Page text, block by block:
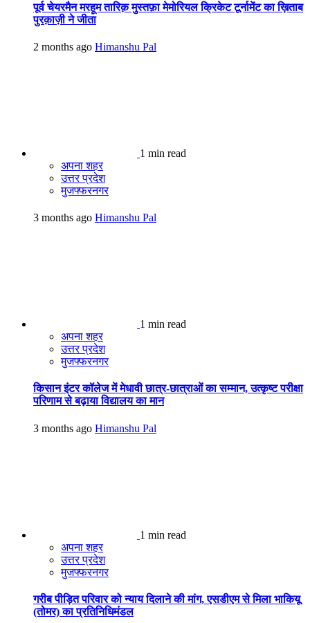
पूर्व चेयरमैन मरहूम तारिक़ मुस्तफ़ा मेमोरियल क्रिकेट टूर्नामेंट का ख़िताब
पुरक़ाज़ी ने जीता
2 months ago Himanshu Pal
1 min read
अपना शहर
उत्तर प्रदेश
मुजफ्फरनगर
3 months ago Himanshu Pal
1 min read
अपना शहर
उत्तर प्रदेश
मुजफ्फरनगर
किसान इंटर कॉलेज में मेधावी छात्र-छात्राओं का सम्मान, उत्कृष्ट परीक्षा
परिणाम से बढ़ाया विद्यालय का मान
3 months ago Himanshu Pal
1 min read
अपना शहर
उत्तर प्रदेश
मुजफ्फरनगर
गरीब पीड़ित परिवार को न्याय दिलाने की मांग, एसडीएम से मिला भाकियू
(तोमर) का प्रतिनिधिमंडल